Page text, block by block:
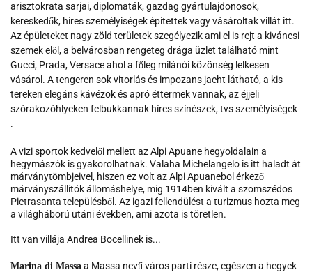
arisztokrata sarjai, diplomaták, gazdag gyártulajdonosok,
kereskedők, híres személyiségek építettek vagy vásároltak villát itt.
Az épületeket nagy zöld területek szegélyezik ami el is rejt a kiváncsi
szemek elől, a belvárosban rengeteg drága üzlet található mint
Gucci, Prada, Versace ahol a főleg milánói közönség lelkesen
vásárol. A tengeren sok vitorlás és impozans jacht látható, a kis
tereken elegáns kávézok és apró éttermek vannak, az éjjeli
szórakozóhlyeken felbukkannak híres színészek, tvs személyiségek
.
A vizi sportok kedvelői mellett az Alpi Apuane hegyoldalain a
hegymászók is gyakorolhatnak. Valaha Michelangelo is itt haladt át
márványtömbjeivel, hiszen ez volt az Alpi Apuanebol érkező
márványszállitók állomáshelye, mig 1914ben kivált a szomszédos
Pietrasanta településből. Az igazi fellendülést a turizmus hozta meg
a világháború utáni években, ami azota is töretlen.
Itt van villája Andrea Bocellinek is...
Marina di Massa a Massa nevű város parti része, egészen a hegyek